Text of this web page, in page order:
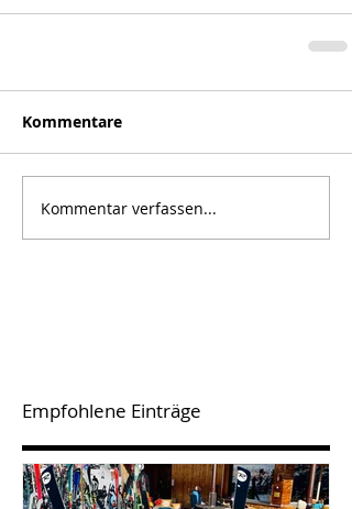
Kommentare
Kommentar verfassen...
Empfohlene Einträge